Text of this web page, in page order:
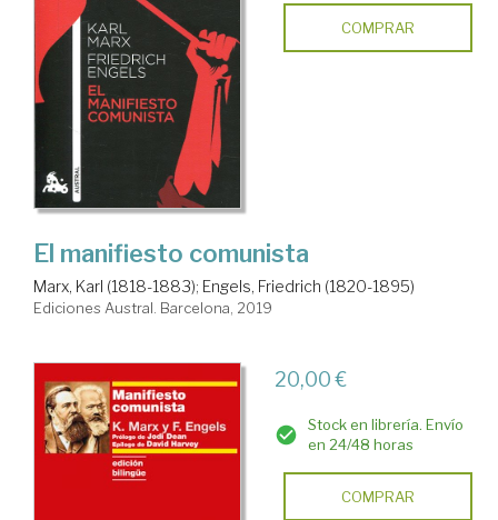
COMPRAR
El manifiesto comunista
Marx, Karl (1818-1883); Engels, Friedrich (1820-1895)
Ediciones Austral. Barcelona, 2019
20,00 €
Stock en librería. Envío
en 24/48 horas
COMPRAR